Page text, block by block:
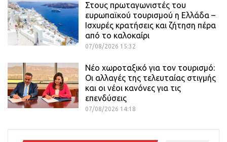
Στους πρωταγωνιστές του
ευρωπαϊκού τουρισμού η Ελλάδα –
Ισχυρές κρατήσεις και ζήτηση πέρα
από το καλοκαίρι
07/08/2026 15:32
Νέο χωροταξικό για τον τουρισμό:
Οι αλλαγές της τελευταίας στιγμής
και οι νέοι κανόνες για τις
επενδύσεις
07/08/2026 14:18